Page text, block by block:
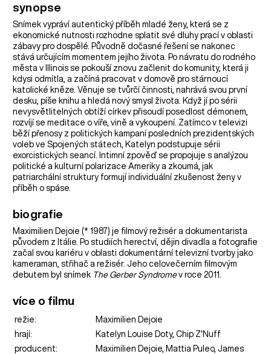
synopse
Snímek vypráví autentický příběh mladé ženy, která se z
ekonomické nutnosti rozhodne splatit své dluhy prací v oblasti
zábavy pro dospělé. Původně dočasné řešení se nakonec
stává určujícím momentem jejího života. Po návratu do rodného
města v Illinois se pokouší znovu začlenit do komunity, která ji
kdysi odmítla, a začíná pracovat v domově pro stárnoucí
katolické kněze. Věnuje se tvůrčí činnosti, nahrává svou první
desku, píše knihu a hledá nový smysl života. Když jí po sérii
nevysvětlitelných obtíží církev přisoudí posedlost démonem,
rozvíjí se meditace o víře, vině a vykoupení. Zatímco v televizi
běží přenosy z politických kampaní posledních prezidentských
voleb ve Spojených státech, Katelyn podstupuje sérii
exorcistických seancí. Intimní zpověď se propojuje s analýzou
politické a kulturní polarizace Ameriky a zkoumá, jak
patriarchální struktury formují individuální zkušenost ženy v
příběh o spáse.
biografie
Maximilien Dejoie (* 1987) je filmový režisér a dokumentarista
původem z Itálie. Po studiích herectví, dějin divadla a fotografie
začal svou kariéru v oblasti dokumentární televizní tvorby jako
kameraman, střihač a režisér. Jeho celovečerním filmovým
debutem byl snímek The Gerber Syndromev roce 2011.
více o filmu
režie:
Maximilien Dejoie
hrají:
Katelyn Louise Doty, Chip Z'Nuff
producent:
Maximilien Dejoie, Mattia Puleo, James